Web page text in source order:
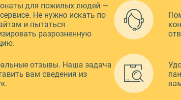
для пожилых людей —
Не нужно искать по
и пытаться
разрозненную
отзывы. Наша задача
вам сведения из